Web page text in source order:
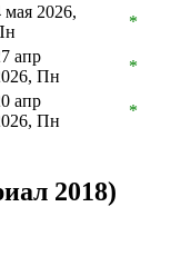
мая 2026,
*
апр
Пн
*
апр
Пн
*
2018)